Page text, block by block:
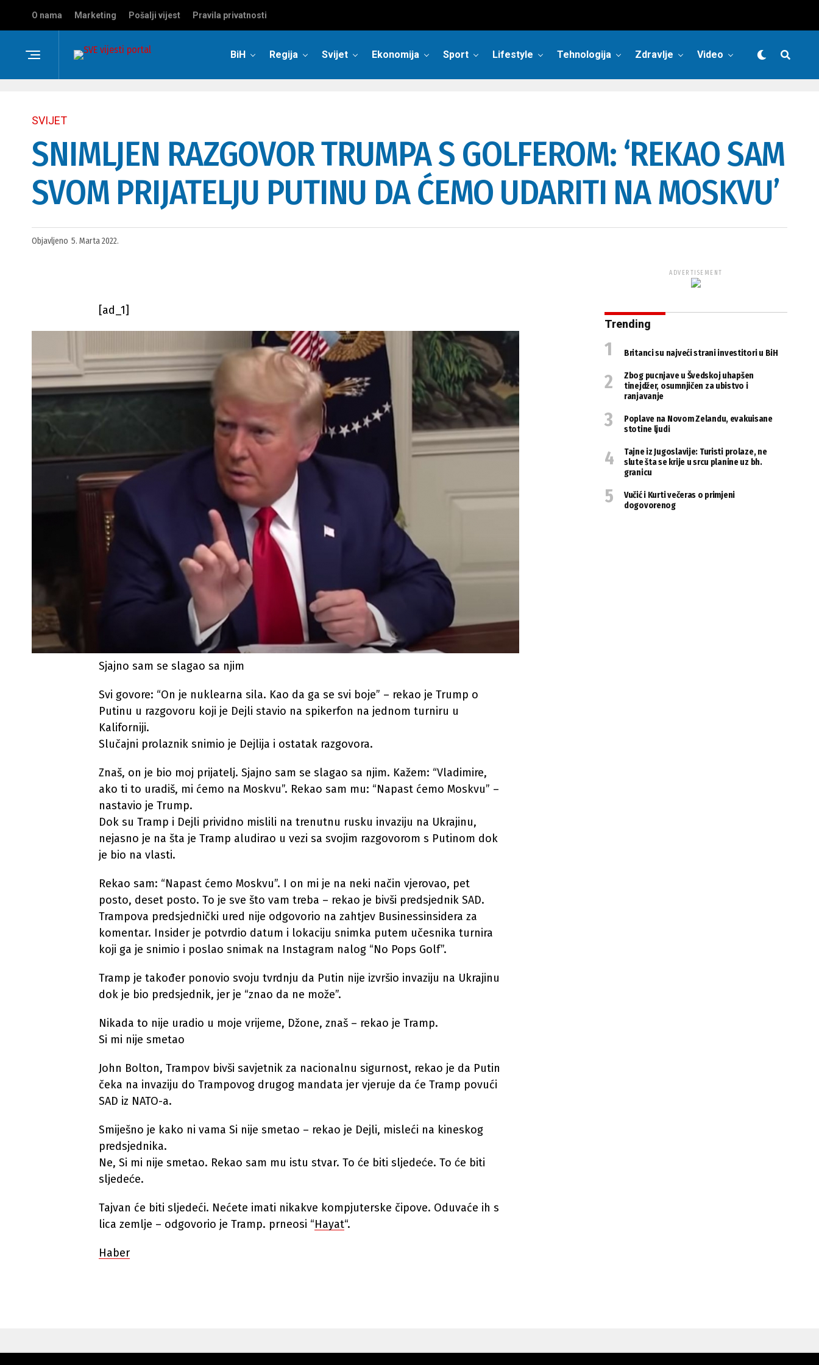
O nama Marketing Pošalji vijest Pravila privatnosti
BiH Regija Svijet Ekonomija Sport Lifestyle Tehnologija Zdravlje Video
SVIJET
SNIMLJEN RAZGOVOR TRUMPA S GOLFEROM: ‘REKAO SAM
SVOM PRIJATELJU PUTINU DA ĆEMO UDARITI NA MOSKVU’
Objavljeno 5. Marta 2022.
[ad_1]
Sjajno sam se slagao sa njim
Svi govore: “On je nuklearna sila. Kao da ga se svi boje” – rekao je Trump o
Putinu u razgovoru koji je Dejli stavio na spikerfon na jednom turniru u
Kaliforniji.
Slučajni prolaznik snimio je Dejlija i ostatak razgovora.
Znaš, on je bio moj prijatelj. Sjajno sam se slagao sa njim. Kažem: “Vladimire,
ako ti to uradiš, mi ćemo na Moskvu”. Rekao sam mu: “Napast ćemo Moskvu” –
nastavio je Trump.
Dok su Tramp i Dejli prividno mislili na trenutnu rusku invaziju na Ukrajinu,
nejasno je na šta je Tramp aludirao u vezi sa svojim razgovorom s Putinom dok
je bio na vlasti.
Rekao sam: “Napast ćemo Moskvu”. I on mi je na neki način vjerovao, pet
posto, deset posto. To je sve što vam treba – rekao je bivši predsjednik SAD.
Trampova predsjednički ured nije odgovorio na zahtjev Businessinsidera za
komentar. Insider je potvrdio datum i lokaciju snimka putem učesnika turnira
koji ga je snimio i poslao snimak na Instagram nalog “No Pops Golf”.
Tramp je također ponovio svoju tvrdnju da Putin nije izvršio invaziju na Ukrajinu
dok je bio predsjednik, jer je “znao da ne može”.
Nikada to nije uradio u moje vrijeme, Džone, znaš – rekao je Tramp.
Si mi nije smetao
John Bolton, Trampov bivši savjetnik za nacionalnu sigurnost, rekao je da Putin
čeka na invaziju do Trampovog drugog mandata jer vjeruje da će Tramp povući
SAD iz NATO-a.
Smiješno je kako ni vama Si nije smetao – rekao je Dejli, misleći na kineskog
predsjednika.
Ne, Si mi nije smetao. Rekao sam mu istu stvar. To će biti sljedeće. To će biti
sljedeće.
Tajvan će biti sljedeći. Nećete imati nikakve kompjuterske čipove. Oduvaće ih s
lica zemlje – odgovorio je Tramp. prneosi “Hayat“.
Haber
ADVERTISEMENT
Trending
Britanci su najveći strani investitori u BiH
Zbog pucnjave u Švedskoj uhapšen
tinejdžer, osumnjičen za ubistvo i
ranjavanje
Poplave na Novom Zelandu, evakuisane
stotine ljudi
Tajne iz Jugoslavije: Turisti prolaze, ne
slute šta se krije u srcu planine uz bh.
granicu
Vučić i Kurti večeras o primjeni
dogovorenog